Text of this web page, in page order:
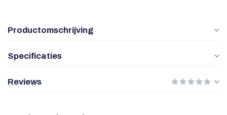
Productomschrijving
Specificaties
Reviews